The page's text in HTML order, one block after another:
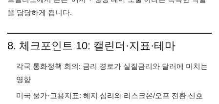
을 담당하게 됩니다.
8. 체크포인트 10: 캘린더·지표·테마
각국 통화정책 회의: 금리 경로가 실질금리와 달러에 미치는
영향
미국 물가·고용지표: 헤지 심리와 리스크온/오프 전환 신호